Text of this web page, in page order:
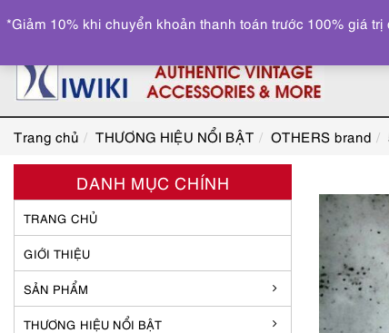
Trang chủ THƯƠNG HIỆU NỔI BẬT OTHERS brand
DANH MỤC CHÍNH
TRANG CHỦ
GIỚI THIỆU
SẢN PHẨM
THƯƠNG HIỆU NỔI BẬT
*Giảm 10% khi chuyển khoản thanh toán trước 100% giá